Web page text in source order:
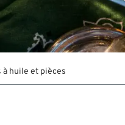
à huile et pièces